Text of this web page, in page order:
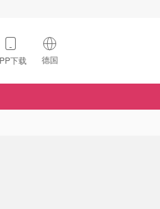
下载 德国